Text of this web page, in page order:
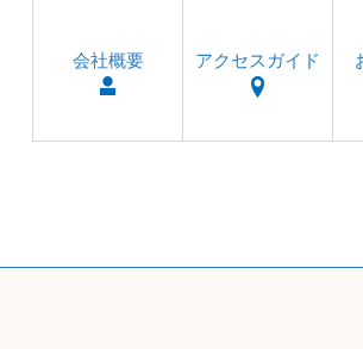
会社概要 アクセスガイド